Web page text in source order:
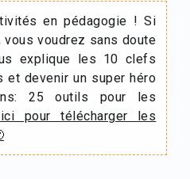
en pédagogie ! Si
voudrez sans doute
explique les 10 clefs
devenir un super héro
25 outils pour les
pour télécharger les